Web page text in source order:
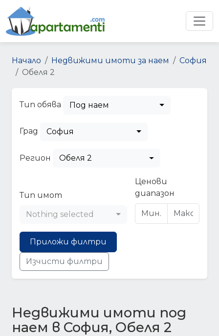
Начало Недвижими имоти за наем
София
Обеля 2
Тип обява Под наем
Град София
Регион Обеля 2
Тип имот
Nothing selected
Ценови
диапазон
Приложи филтри
Изчисти филтри
Недвижими имоти под
наем в София, Обеля 2